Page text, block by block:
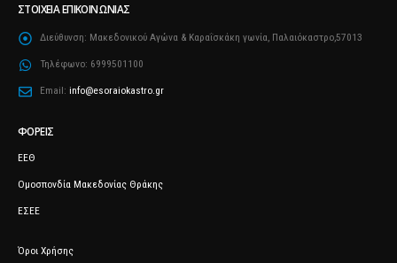
ΣΤΟΙΧΕΊΑ ΕΠΙΚΟΙΝΩΝΊΑΣ
Διεύθυνση: Μακεδονικού Αγώνα & Καραΐσκάκη γωνία, Παλαιόκαστρο,57013
Τηλέφωνο: 6999501100
Email: info@esoraiokastro.gr
ΦΟΡΕΊΣ
ΕΕΘ
Ομοσπονδία Μακεδονίας Θράκης
ΕΣΕΕ
Όροι Χρήσης